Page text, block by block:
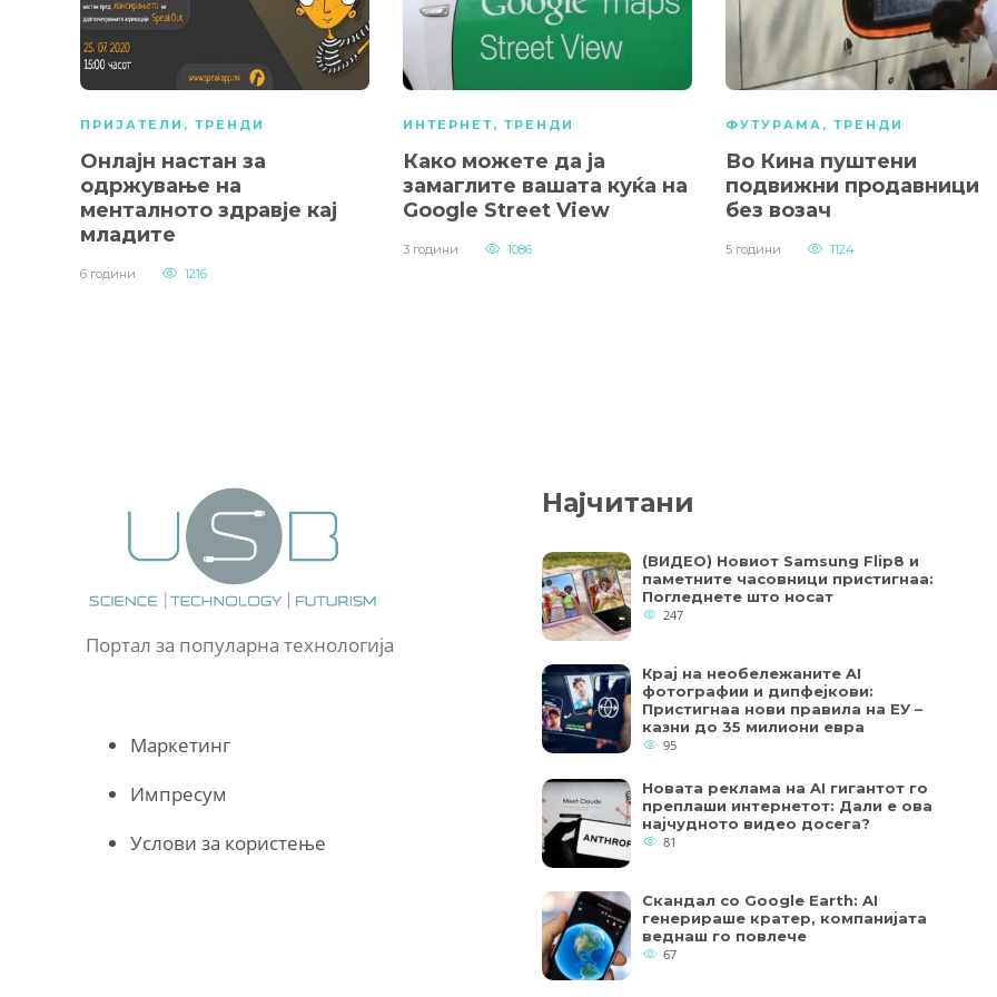
ПРИЈАТЕЛИ , ТРЕНДИ
Онлајн настан за
одржување на
менталното здравје кај
младите
6 години 1216
ИНТЕРНЕТ, ТРЕНДИ
Како можете да ја
замаглите вашата куќа на
Google Street View
3 години 1086
ФУТУРАМА , ТРЕНДИ
Во Кина пуштени
подвижни продавници
без возач
5 години 1124
Портал за популарна технологија
Маркетинг
Импресум
Услови за користење
Најчитани
(ВИДЕО) Новиот Samsung Flip8 и
паметните часовници пристигнаа:
Погледнете што носат
247
Крај на необележаните AI
фотографии и дипфејкови:
Пристигнаа нови правила на ЕУ –
казни до 35 милиони евра
95
Новата реклама на AI гигантот го
преплаши интернетот: Дали е ова
најчудното видео досега?
81
Скандал со Google Earth: AI
генерираше кратер, компанијата
веднаш го повлече
67